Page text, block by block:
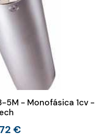
5M - Monofásica 1cv -
€